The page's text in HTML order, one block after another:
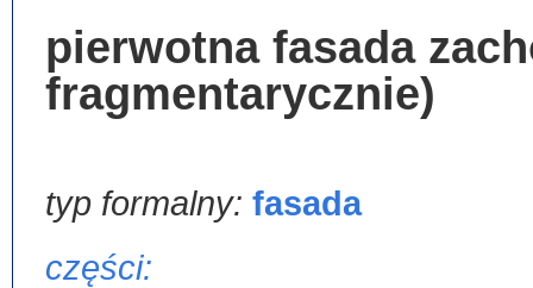
pierwotna fasada
fragmentarycznie)
typ formalny: fasada
części: